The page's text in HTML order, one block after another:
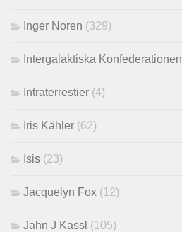
Inger Noren (329)
Intergalaktiska Konfederationen
Intraterrestier (4)
Iris Kähler (62)
Isis (23)
Jacquelyn Fox (12)
Jahn J Kassl (105)